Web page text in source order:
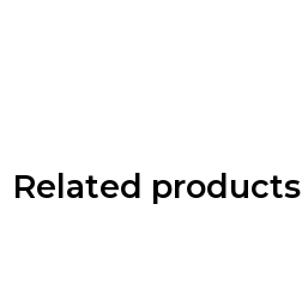
Related products